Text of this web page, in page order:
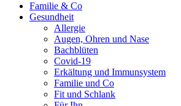
Familie & Co
Gesundheit
Allergie
Augen, Ohren und Nase
Bachblüten
Covid-19
Erkältung und Immunsystem
Familie und Co
Fit und Schlank